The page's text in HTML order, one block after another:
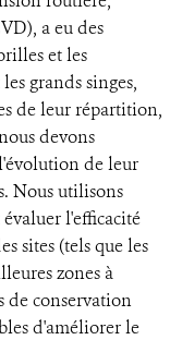
a eu des
et les
grands singes,
de leur répartition,
devons
de leur
Nous utilisons
l'efficacité
sites (tels que les
zones à
de conservation
d'améliorer le